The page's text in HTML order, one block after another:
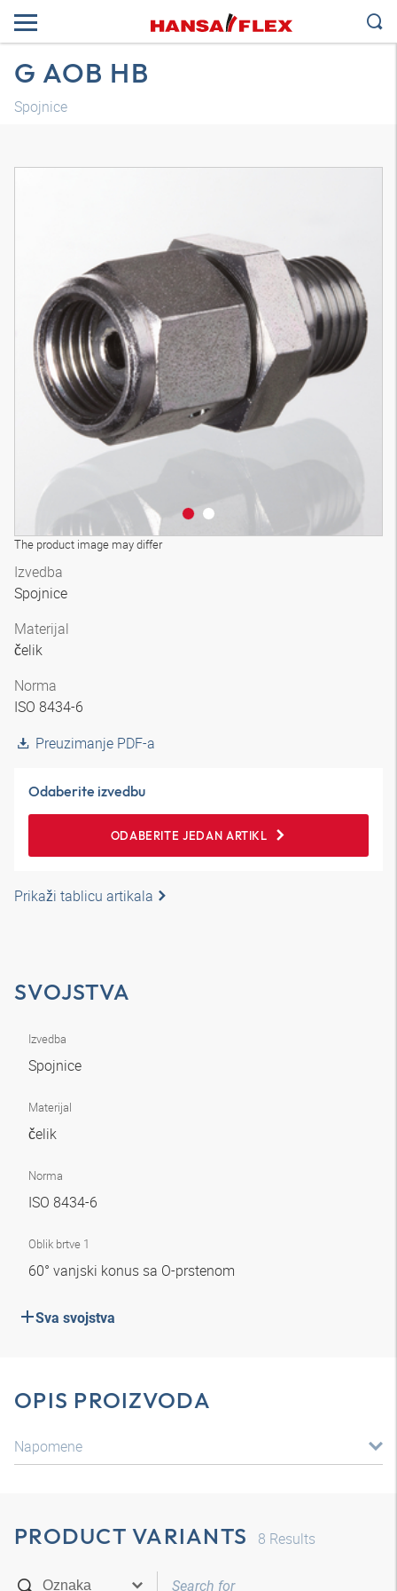
G AOB HB
Spojnice
The product image may differ
Izvedba
Spojnice
Materijal
čelik
Norma
ISO 8434-6
Preuzimanje PDF-a
Odaberite izvedbu
ODABERITE JEDAN ARTIKL
Prikaži tablicu artikala
SVOJSTVA
Izvedba
Spojnice
Materijal
čelik
Norma
ISO 8434-6
Oblik brtve 1
60° vanjski konus sa O-prstenom
Sva svojstva
OPIS PROIZVODA
Napomene
PRODUCT VARIANTS 8 Results